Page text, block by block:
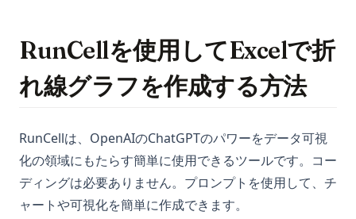
RunCellを使用してExcelで折
れ線グラフを作成する方法
RunCellは、OpenAIのChatGPTのパワーをデータ可視
化の領域にもたらす簡単に使用できるツールです。コー
ディングは必要ありません。プロンプトを使用して、チ
ャートや可視化を簡単に作成できます。